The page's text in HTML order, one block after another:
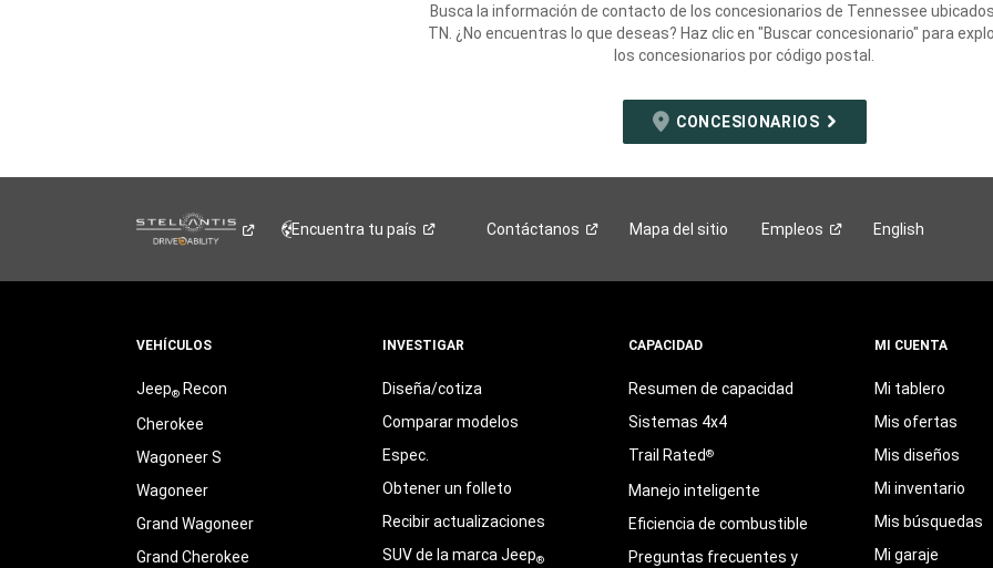
Busca la información de contacto de los concesionarios de Tennessee
TN. ¿No encuentras lo que deseas? Haz clic en "Buscar concesionario" para
los concesionarios por código postal.
CONCESIONARIOS
Encuentra tu país Contáctanos Mapa del sitio Empleos English
VEHÍCULOS
Jeep®Recon
Cherokee
Wagoneer S
Wagoneer
Grand Wagoneer
Grand Cherokee
INVESTIGAR
Diseña/cotiza
Comparar modelos
Espec.
Obtener un folleto
Recibir actualizaciones
SUV de la marca Jeep®
CAPACIDAD
Resumen de capacidad
Sistemas 4x4
Trail Rated®
Manejo inteligente
Eficiencia de combustible
Preguntas frecuentes y
MI CUENTA
Mi tablero
Mis ofertas
Mis diseños
Mi inventario
Mis búsquedas
Mi garaje